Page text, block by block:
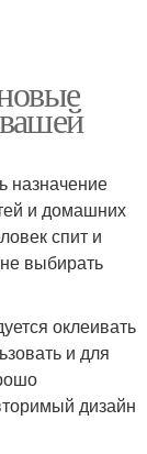
назначение
и домашних
спит и
выбирать
оклеивать
и для
дизайн